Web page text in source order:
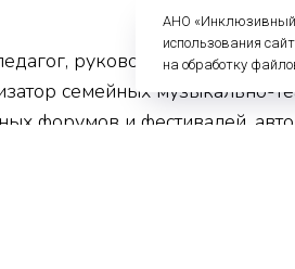
АНО «Инклюзивный
использования
на обработку
руководитель
семейных музыкально-
форумов и фестивалей,